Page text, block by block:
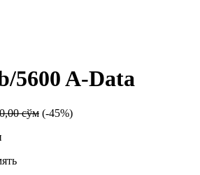
5600 A-Data
сўм (-45%)